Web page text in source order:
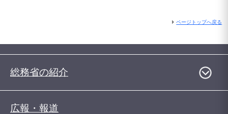
ページトップへ戻る
総務省の紹介
広報・報道